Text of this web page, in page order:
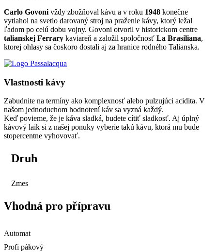
Carlo Govoni vždy zbožňoval kávu a v roku 1948 konečne
vytiahol na svetlo darovaný stroj na praženie kávy, ktorý ležal
ľadom po celú dobu vojny. Govoni otvoril v historickom centre
talianskej Ferrary kaviareň a založil spoločnosť La Brasiliana,
ktorej ohlasy sa čoskoro dostali aj za hranice rodného Talianska.
Vlastnosti kávy
Zabudnite na termíny ako komplexnosť alebo pulzujúci acidita. V
našom jednoduchom hodnotení káv sa vyzná každý.
Keď povieme, že je káva sladká, budete cítiť sladkosť. Aj úplný
kávový laik si z našej ponuky vyberie takú kávu, ktorá mu bude
stopercentne vyhovovať.
Druh
Zmes
Vhodná pro přípravu
Automat
Profi pákový